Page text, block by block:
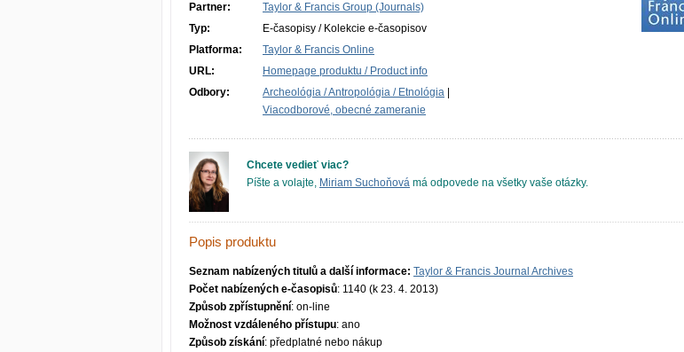
Partner:
Taylor & Francis Group (Journals)
Typ:
E-časopisy / Kolekcie e-časopisov
Platforma:
Taylor & Francis Online
URL:
Homepage produktu / Product info
Odbory:
Archeológia / Antropológia / Etnológia
Viacodborové, obecné zameranie
Chcete vedieť viac?
Píšte a volajte, Miriam Suchoňová má odpovede na všetky vaše otázky.
Popis produktu
Seznam nabízených titulů a další informace: Taylor & Francis Journal Archives
Počet nabízených e-časopisů: 1140 (k 23. 4. 2013)
Způsob zpřístupnění: on-line
Možnost vzdáleného přístupu: ano
Způsob získání: předplatné nebo nákup